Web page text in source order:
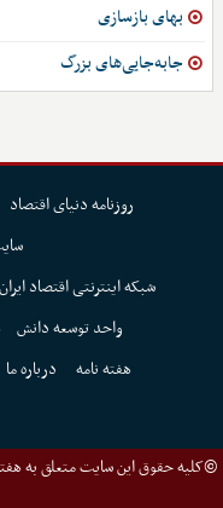
بهای بازسازی
جابه‌جایی‌های بزرگ
روزنامه دنیای اقتصاد
شبکه اینترنتی اقتصاد ایران
واحد توسعه دانش
هفته نامه
درباره ما
©کلیه حقوق این سایت متعلق به